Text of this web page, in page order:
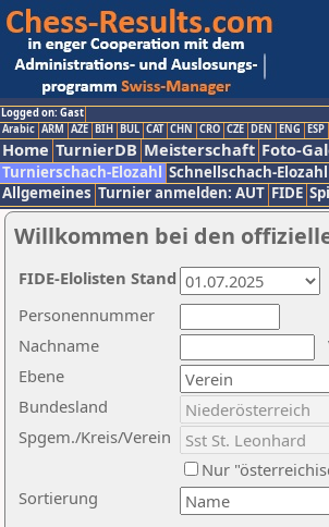
Logged on: Gast
Arabic ARM AZE BIH BUL CAT CHN CRO CZE DEN ENG ESP
Home TurnierDB Meisterschaft Foto-
Turnierschach-Elozahl Schnellschach-Elozahl
Allgemeines Turnier anmelden: AUT FIDE
Willkommen bei den
Nachname
Ebene
Sortierung
Personennummer
Bundesland
Spgem./Kreis/Verein
Nur
FIDE-Elolisten Stand